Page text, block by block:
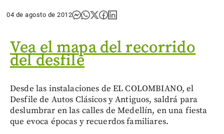
04 de agosto de 2012
Vea el mapa del recorrido
del desfile
Desde las instalaciones de EL COLOMBIANO, el
Desfile de Autos Clásicos y Antiguos, saldrá para
deslumbrar en las calles de Medellín, en una fiesta
que evoca épocas y recuerdos familiares.